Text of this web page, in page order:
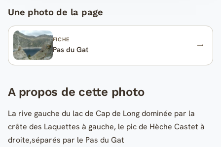
Une photo de la page
FICHE
Pas du Gat
A propos de cette photo
La rive gauche du lac de Cap de Long dominée par la
crête des Laquettes à gauche, le pic de Hèche Castet à
droite,séparés par le Pas du Gat